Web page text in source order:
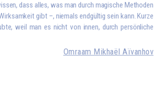
dass alles, was man durch magische Methoden
gibt –, niemals endgültig sein kann. Kurze
weil man es nicht von innen, durch persönliche
Omraam Mikhaël Aïvanhov